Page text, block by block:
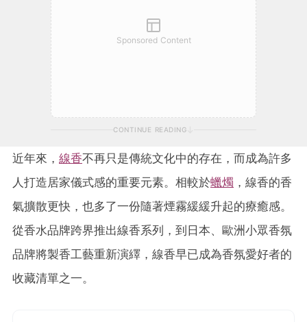
Sponsored Content
CONTINUE READING
近年來， 線香不再只是傳統文化中的存在，而成為許多
人打造居家儀式感的重要元素。相較於蠟燭 ，線香的香
氣擴散更快，也多了一份隨著煙霧緩緩升起的療癒感。
從香水品牌跨界推出線香系列，到日本、歐洲小眾香氛
品牌將製香工藝重新演繹，線香早已成為香氛愛好者的
收藏清單之一。